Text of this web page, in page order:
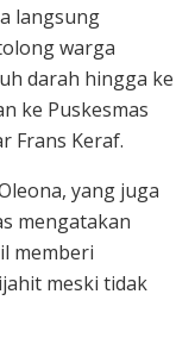
langsung
warga
darah hingga ke
ke Puskesmas
Frans Keraf.
yang juga
mengatakan
memberi
meski tidak